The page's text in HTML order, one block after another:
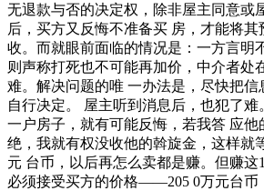
无退款与否的决定权，除非屋主同意或
后，买方又反悔不准备买 房，才能将
收。而就眼前面临的情况是：一方言明
则声称打死也不可能再加价，中介者处
难。解决问题的唯 一办法是，尽快把信
自行决定。 屋主听到消息后，也犯了
一户房子，就有可能反悔，若我答 应
绝，我就有权没收他的斡旋金，这样就
元 台币，以后再怎么卖都是赚。但赚这
必须接受买方的价格——205 0万元台币